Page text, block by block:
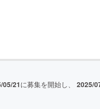
05/21に募集を開始し、 2025/